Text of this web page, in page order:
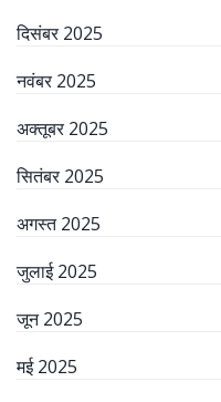
दिसंबर 2025
नवंबर 2025
अक्तूबर 2025
सितंबर 2025
अगस्त 2025
जुलाई 2025
जून 2025
मई 2025